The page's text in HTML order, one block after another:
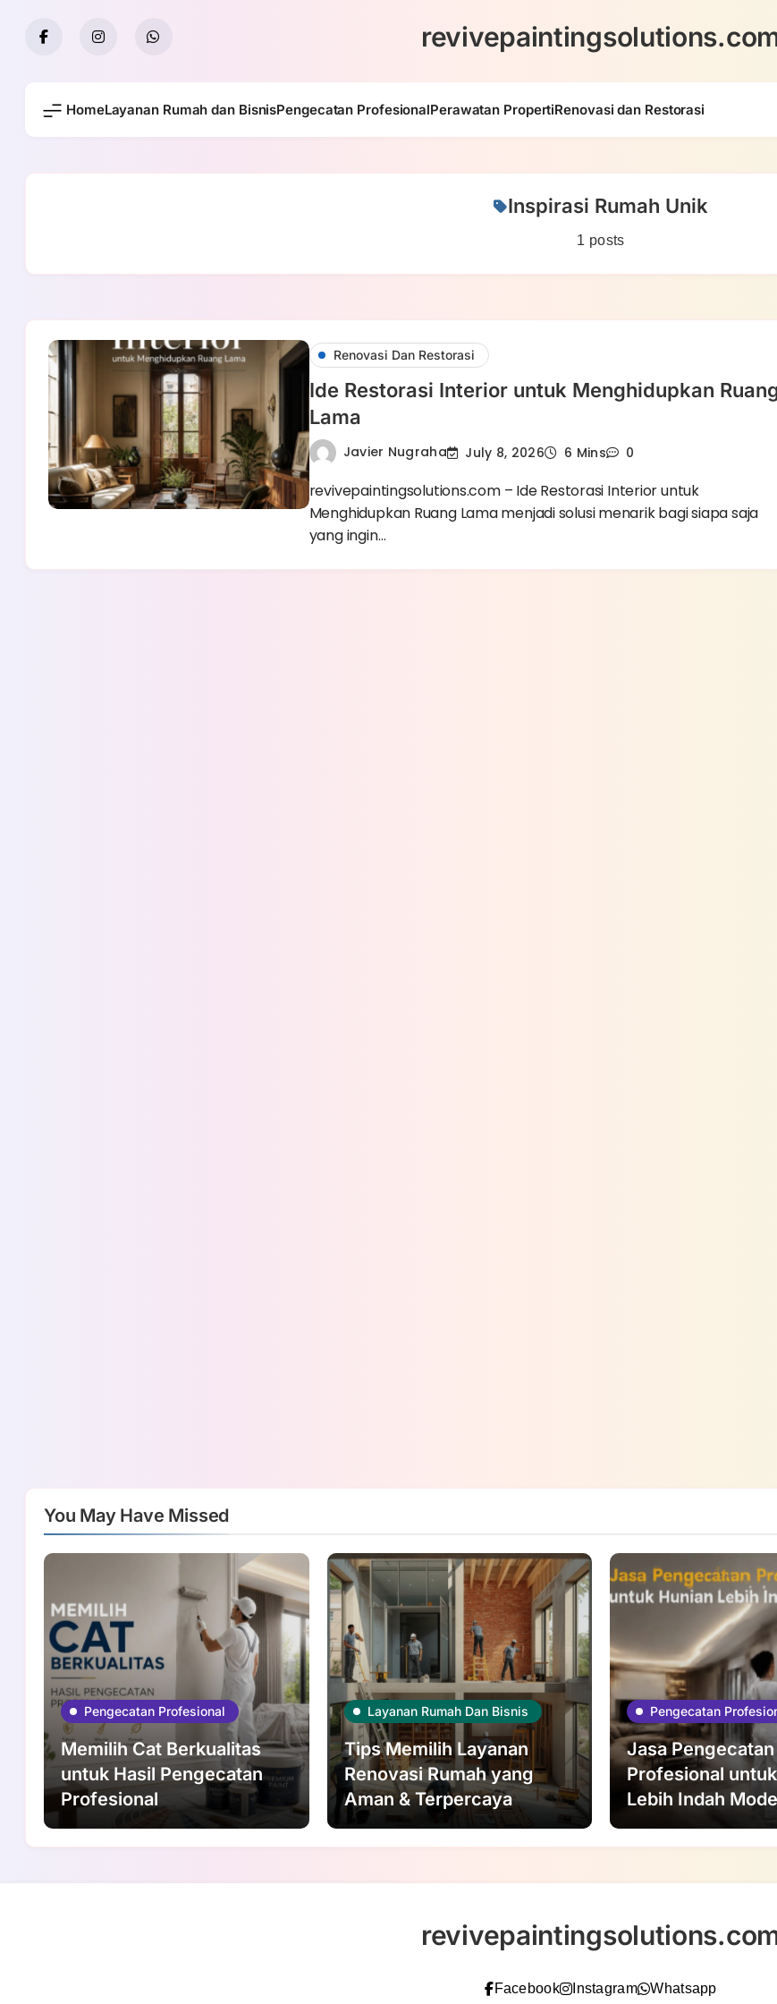
HomeLayanan Rumah dan BisnisPengecatan ProfesionalPerawatan PropertiRenovasi dan Restorasi
Inspirasi Rumah Unik
1 posts
Renovasi Dan Restorasi
Ide Restorasi Interior untuk Menghidupkan
Lama
Javier Nugraha July 8, 2026 6 Mins 0
revivepaintingsolutions.com – Ide Restorasi Interior untuk
Menghidupkan Ruang Lama menjadi solusi menarik bagi siapa saja
yang ingin…
You May Have Missed
Pengecatan Profesional
Memilih Cat Berkualitas
untuk Hasil Pengecatan
Profesional
Layanan Rumah Dan Bisnis
Tips Memilih Layanan
Renovasi Rumah yang
Aman & Terpercaya
Pengecatan
Jasa Pengecatan
Profesional
Lebih Indah
Facebook Instagram Whatsapp